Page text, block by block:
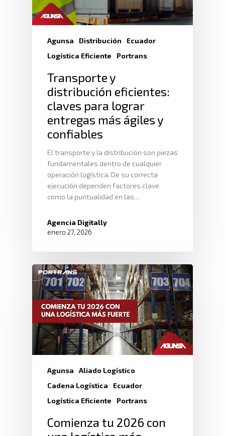
Agunsa Distribución
Ecuador
Logística Eficiente
Portrans
Transporte y
distribución eficientes:
claves para lograr
entregas más ágiles y
confiables
El transporte y la distribución son piezas
fundamentales dentro de cualquier
operación logística. De su correcta
ejecución dependen factores clave
como la puntualidad en las…
Agencia Digitally
enero 27, 2026
Agunsa
Aliado Logístico
Cadena Logística
Ecuador
Logística Eficiente
Portrans
Comienza tu 2026 con
Logística Automotriz
Facturación
Blog